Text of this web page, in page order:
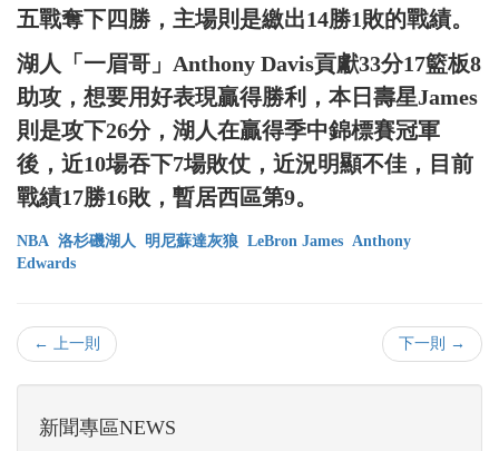
五戰奪下四勝，主場則是繳出14勝1敗的戰績。
湖人「一眉哥」Anthony Davis貢獻33分17籃板8
助攻，想要用好表現贏得勝利，本日壽星James
則是攻下26分，湖人在贏得季中錦標賽冠軍
後，近10場吞下7場敗仗，近況明顯不佳，目前
戰績17勝16敗，暫居西區第9。
NBA 洛杉磯湖人 明尼蘇達灰狼 LeBron James Anthony
Edwards
← 上一則 下一則 →
新聞專區NEWS